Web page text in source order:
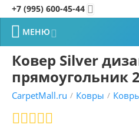
+7 (995) 600-45-44 
 МЕНЮ
Ковер Silver
прямоугольник
CarpetMall.ru / Ковры /